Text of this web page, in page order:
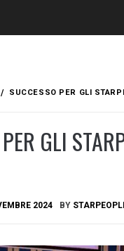
SUCCESSO PER GLI
GLI
2024 BY